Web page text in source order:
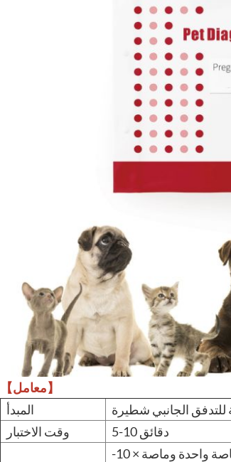
【معامل】
المبدأ
للتدفق الجانبي شطيرة
وقت الاختبار
5-10 دقائق
-10 × أكياس رقائق معدنية , تحتوي كل منها على شريط واحد , ماصة واحدة وماصة